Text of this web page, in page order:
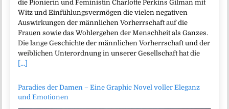
die Pionierin und Feministin Charlotte Perkins Gilman mit
Witz und Einfühlungsvermögen die vielen negativen
Auswirkungen der männlichen Vorherrschaft auf die
Frauen sowie das Wohlergehen der Menschheit als Ganzes.
Die lange Geschichte der männlichen Vorherrschaft und der
weiblichen Unterordnung in unserer Gesellschaft hat die
[...]
Paradies der Damen – Eine Graphic Novel voller Eleganz
und Emotionen